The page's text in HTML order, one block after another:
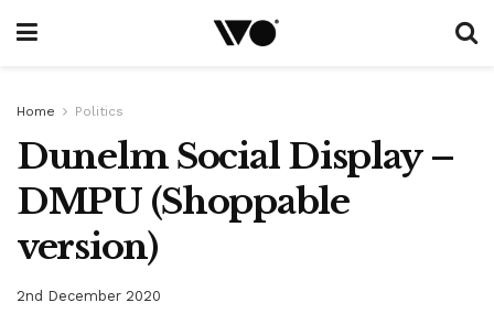
Home Politics
Dunelm Social Display –
DMPU (Shoppable
version)
2nd December 2020